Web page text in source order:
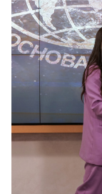
ayr02184.jpg